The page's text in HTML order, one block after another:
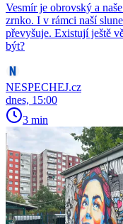
Vesmír je obrovský a
zrnko. I v rámci naší
převyšuje. Existují ještě
být?
NESPECHEJ.cz
dnes, 15:00
3 min